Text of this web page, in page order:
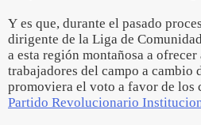
Y es que, durante el pasado
dirigente de la Liga de
a esta región montañosa a ofrecer
trabajadores del campo a cambio
promoviera el voto a favor de los
Partido Revolucionario